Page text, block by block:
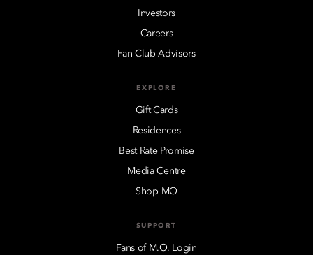
Investors
Careers
Fan Club Advisors
EXPLORE
Gift Cards
Residences
Best Rate Promise
Media Centre
Shop MO
SUPPORT
Fans of M.O. Login